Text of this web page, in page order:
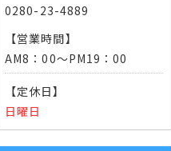
0280-23-4889
【営業時間】
AM8：00～PM19：00
【定休日】
日曜日